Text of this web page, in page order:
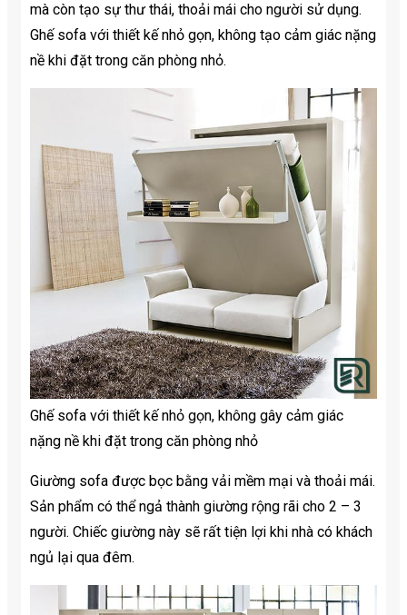
mà còn tạo sự thư thái, thoải mái cho người sử dụng.
Ghế sofa với thiết kế nhỏ gọn, không tạo cảm giác nặng
nề khi đặt trong căn phòng nhỏ.
Ghế sofa với thiết kế nhỏ gọn, không gây cảm giác
nặng nề khi đặt trong căn phòng nhỏ
Giường sofa được bọc bằng vải mềm mại và thoải mái.
Sản phẩm có thể ngả thành giường rộng rãi cho 2 – 3
người. Chiếc giường này sẽ rất tiện lợi khi nhà có khách
ngủ lại qua đêm.